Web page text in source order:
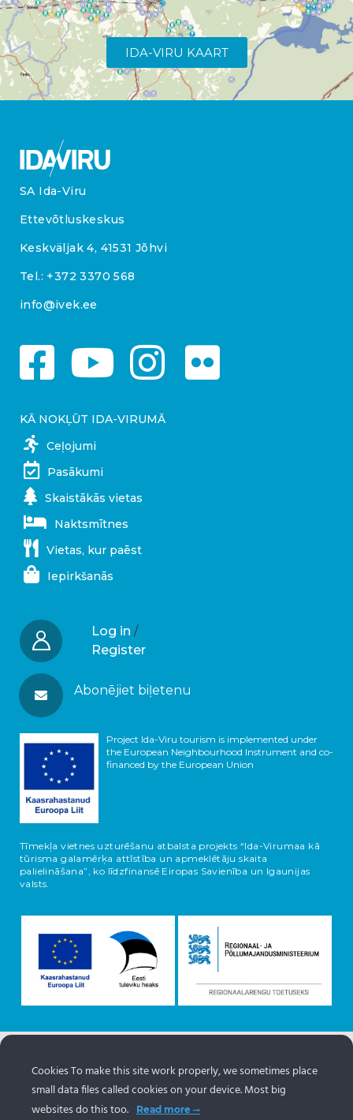
IDA-VIRU KAART
SA Ida-Viru
Ettevõtluskeskus
Keskväljak 4, 41531 Jõhvi
Tel.: +372 3370 568
info@ivek.ee
KĀ NOKĻŪT IDA-VIRUMĀ
Ceļojumi
Pasākumi
Skaistākās vietas
Naktsmītnes
Vietas, kur paēst
Iepirkšanās
Log in /
Register
Abonējiet biļetenu
Project Ida-Viru tourism is implemented under
the European Neighbourhood Instrument and co-
financed by the European Union
Tīmekļa vietnes uzturēšanu atbalsta projekts “Ida-Virumaa kā
tūrisma galamērķa attīstība un apmeklētāju skaita
palielināšana”, ko līdzfinansē Eiropas Savienība un Igaunijas
valsts.
www.puhkaeestis.ee
Cookies To make this site work properly, we sometimes place
small data files called cookies on your device. Most big
websites do this too.
Read more